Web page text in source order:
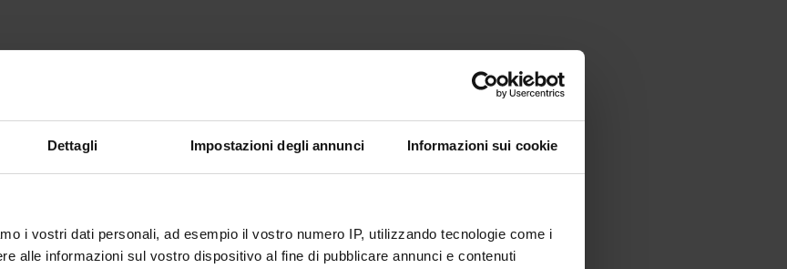
Dettagli Impostazioni degli annunci Informazioni sui cookie
i vostri dati personali, ad esempio il vostro numero IP, utilizzando tecnologie come i
alle informazioni sul vostro dispositivo al fine di pubblicare annunci e contenuti